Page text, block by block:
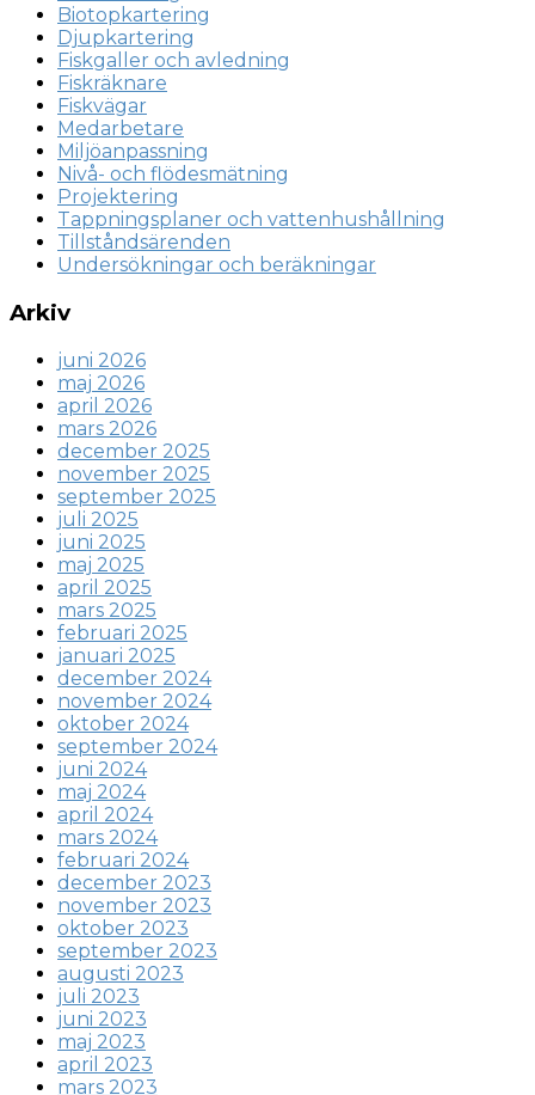
Biotopkartering
Djupkartering
Fiskgaller och avledning
Fiskräknare
Fiskvägar
Medarbetare
Miljöanpassning
Nivå- och flödesmätning
Projektering
Tappningsplaner och vattenhushållning
Tillståndsärenden
Undersökningar och beräkningar
Arkiv
juni 2026
maj 2026
april 2026
mars 2026
december 2025
november 2025
september 2025
juli 2025
juni 2025
maj 2025
april 2025
mars 2025
februari 2025
januari 2025
december 2024
november 2024
oktober 2024
september 2024
juni 2024
maj 2024
april 2024
mars 2024
februari 2024
december 2023
november 2023
oktober 2023
september 2023
augusti 2023
juli 2023
juni 2023
maj 2023
april 2023
mars 2023